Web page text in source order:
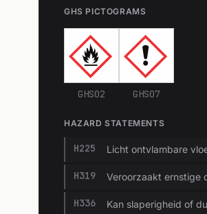
GHS PICTOGRAMS
GHS02 GHS07
HAZARD STATEMENTS
H225 Licht ontvlambare
H319 Veroorzaakt ernstige
H336 Kan slaperigheid of